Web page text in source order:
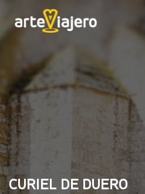
CURIEL DE DUERO